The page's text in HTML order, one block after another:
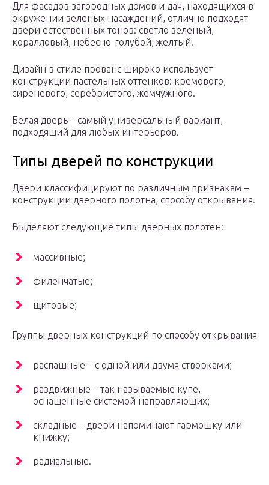
Для фасадов загородных домов и дач, находящихся в
окружении зеленых насаждений, отлично подходят
двери естественных тонов: светло зеленый,
коралловый, небесно-голубой, желтый.
Дизайн в стиле прованс широко использует
конструкции пастельных оттенков: кремового,
сиреневого, серебристого, жемчужного.
Белая дверь – самый универсальный вариант,
подходящий для любых интерьеров.
Типы дверей по конструкции
Двери классифицируют по различным признакам –
конструкции дверного полотна, способу открывания.
Выделяют следующие типы дверных полотен:
массивные;
филенчатые;
щитовые;
Группы дверных конструкций по способу открывания
распашные – с одной или двумя створками;
раздвижные – так называемые купе,
оснащенные системой направляющих;
складные – двери напоминают гармошку или
книжку;
радиальные.